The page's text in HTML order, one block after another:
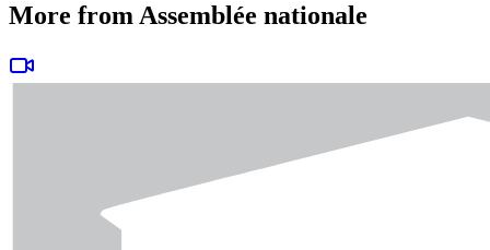
More from Assemblée nationale